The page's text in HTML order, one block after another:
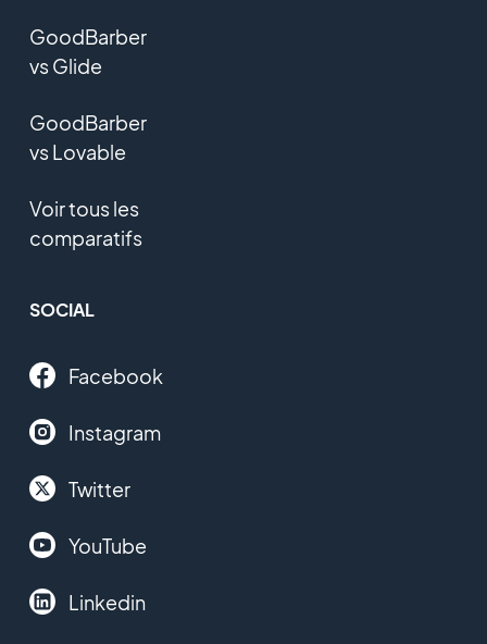
GoodBarber
vs Glide
GoodBarber
vs Lovable
Voir tous les
comparatifs
SOCIAL
Facebook
Instagram
Twitter
YouTube
Linkedin